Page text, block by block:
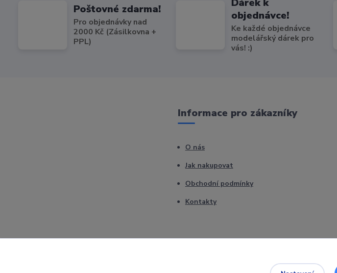
Poštovné zdarma!
Pro objednávky nad
2000 Kč (Zásilkovna +
PPL)
Dárek k
objednávce!
Ke každé objednávce
modelářský dárek pro
vás! :)
Informace pro zákazníky
O nás
Jak nakupovat
Obchodní podmínky
Kontakty